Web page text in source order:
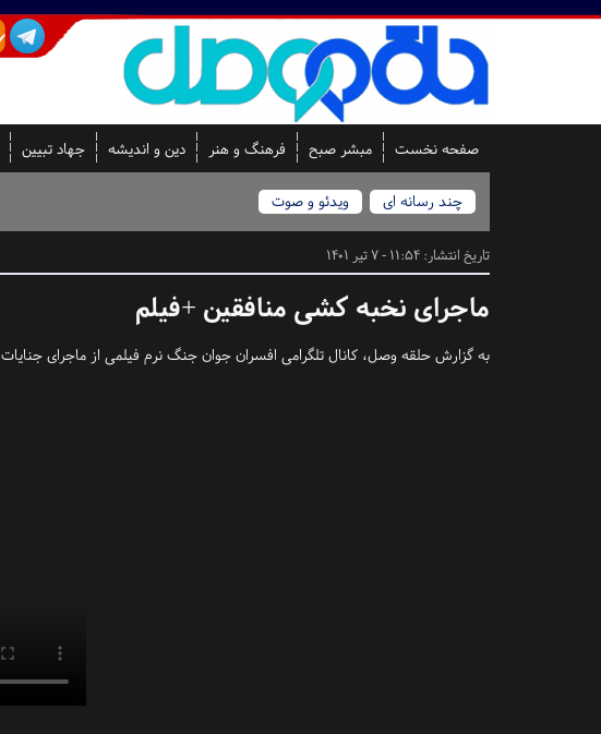
صفحه نخست مبشر صبح فرهنگ و هنر دین و اندیشه جهاد تبیین
چند رسانه ای ویدئو و صوت
تاریخ انتشار: 11:54 - 7 تیر 1401
ماجرای نخبه کشی منافقین +فیلم
به گزارش حلقه وصل، کانال تلگرامی افسران جوان جنگ نرم فیلمی از ماجرای